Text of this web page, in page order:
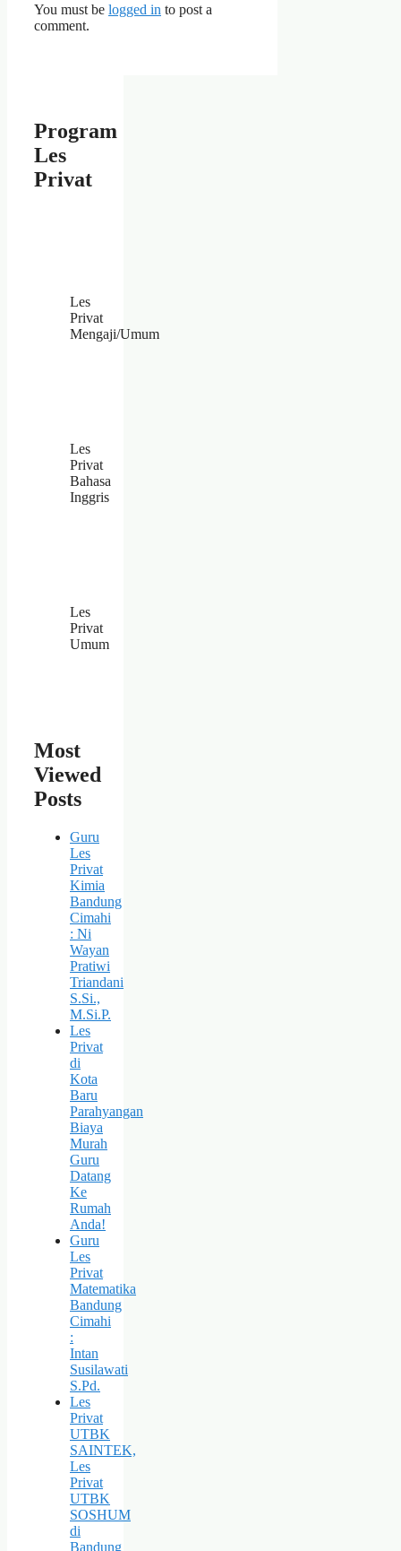
You must be logged in to post a
comment.
Program
Les
Privat
Les
Privat
Mengaji/Umum
Les
Privat
Bahasa
Inggris
Les
Privat
Umum
Most
Viewed
Posts
Guru
Les
Privat
Kimia
Bandung
Cimahi
: Ni
Wayan
Pratiwi
Triandani
S.Si.,
M.Si.P.
Les
Privat
di
Kota
Baru
Parahyangan
Biaya
Murah
Guru
Datang
Ke
Rumah
Anda!
Guru
Les
Privat
Matematika
Bandung
Cimahi
:
Intan
Susilawati
S.Pd.
Les
Privat
UTBK
SAINTEK,
Les
Privat
UTBK
SOSHUM
di
Bandung